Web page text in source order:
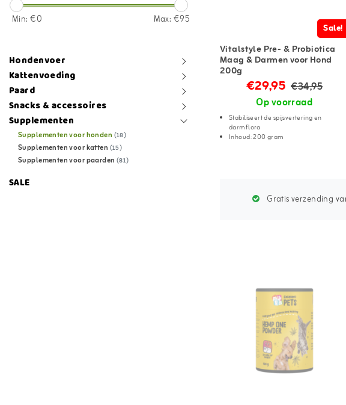
Min: €0 Max: €95
Hondenvoer
Kattenvoeding
Paard
Snacks & accessoires
Supplementen
Supplementen voor honden (18)
Supplementen voor katten (15)
Supplementen voor paarden (81)
SALE
Sale!
Vitalstyle Pre- & Probiotica
Maag & Darmen voor Hond
200g
€29,95 €34,95
Op voorraad
Stabiliseert de spijsvertering en
darmflora
Inhoud: 200 gram
Gratis verzending